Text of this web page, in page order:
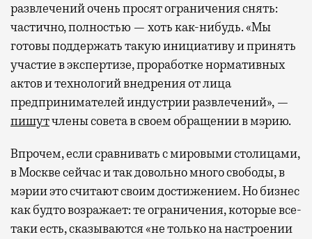
развлечений очень просят ограничения снять:
частично, полностью — хоть как-нибудь. «Мы
готовы поддержать такую инициативу и принять
участие в экспертизе, проработке нормативных
актов и технологий внедрения от лица
предпринимателей индустрии развлечений», —
пишутчлены совета в своем обращении в мэрию.
Впрочем, если сравнивать с мировыми столицами,
в Москве сейчас и так довольно много свободы, в
мэрии это считают своим достижением. Но бизнес
как будто возражает: те ограничения, которые все-
таки есть, сказываются «не только на настроении